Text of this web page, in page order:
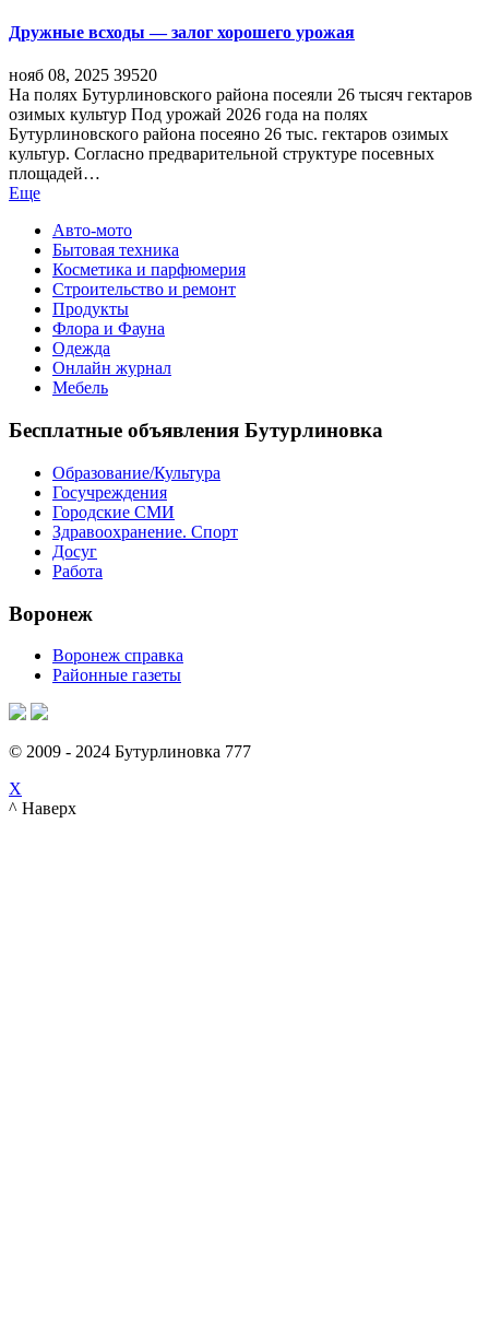
Дружные всходы — залог хорошего урожая
нояб 08, 2025 39520
На полях Бутурлиновского района посеяли 26 тысяч гектаров
озимых культур Под урожай 2026 года на полях
Бутурлиновского района посеяно 26 тыс. гектаров озимых
культур. Согласно предварительной структуре посевных
площадей…
Еще
Авто-мото
Бытовая техника
Косметика и парфюмерия
Строительство и ремонт
Продукты
Флора и Фауна
Одежда
Онлайн журнал
Мебель
Бесплатные объявления Бутурлиновка
Образование/Культура
Госучреждения
Городские СМИ
Здравоохранение. Спорт
Досуг
Работа
Воронеж
Воронеж справка
Районные газеты
© 2009 - 2024 Бутурлиновка 777
X
^ Наверх